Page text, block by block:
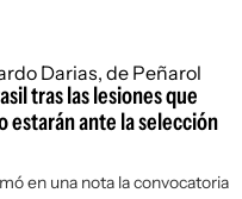
tras las lesiones que
estarán ante la selección
en una nota la convocatoria